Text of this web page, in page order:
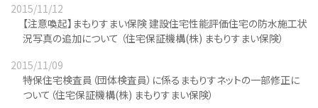
2015/11/12
【注意喚起】まもりすまい保険 建設住宅性能評価住宅の防水施工状
況写真の追加について （住宅保証機構(株) まもりすまい保険）
2015/11/09
特保住宅検査員（団体検査員）に係るまもりすネットの一部修正に
ついて（住宅保証機構(株) まもりすまい保険）